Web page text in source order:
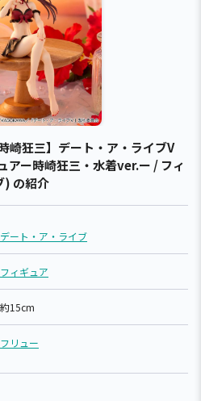
崎狂三】デート・ア・ライブV
アー時崎狂三・水着ver.ー / フィ
) の紹介
デート・ア・ライブ
フィギュア
約15cm
フリュー